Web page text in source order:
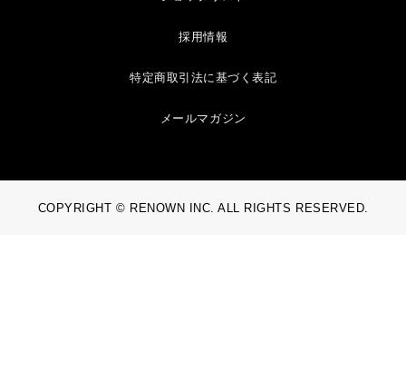
採用情報
特定商取引法に基づく表記
メールマガジン
COPYRIGHT © RENOWN INC. ALL RIGHTS RESERVED.